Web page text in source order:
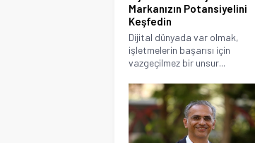
Markanızın Potansiyelini
Keşfedin
Dijital dünyada var olmak,
işletmelerin başarısı için
vazgeçilmez bir unsur...